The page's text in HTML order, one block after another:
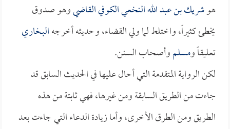
هوشريك بن عبد الله النخعي الكوفي القاضيوهو صدوق
يخطئ كثيراً، واختلط لما ولي القضاء، وحديثه أخرجهالبخاري
تعليقاً ومسلموأصحاب السنن.
لكن الرواية المتقدمة التي أحال عليها في الحديث السابق قد
جاءت من الطريق السابقة ومن غيرها، فهي ثابتة من هذه
الطريق ومن الطرق الأخرى، وأما زيادة الدعاء التي جاءت بعد